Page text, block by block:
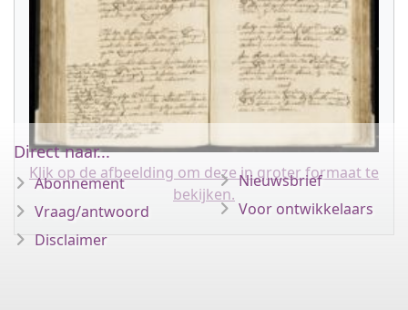
Klik op de afbeelding om deze in groter formaat te
bekijken.
Direct naar...
Abonnement
Vraag/antwoord
Disclaimer
Nieuwsbrief
Voor ontwikkelaars